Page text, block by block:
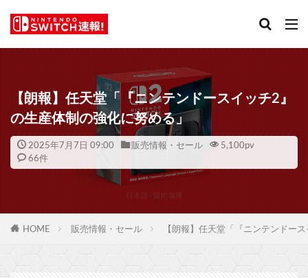
【朗報】任天堂「『ニンテンドースイッチ2』
の生産体制の強化に努める」
2025年7月7日 09:00 販売情報・セール 5,100pv
66件
HOME 販売情報・セール 【朗報】任天堂「『ニンテンドー